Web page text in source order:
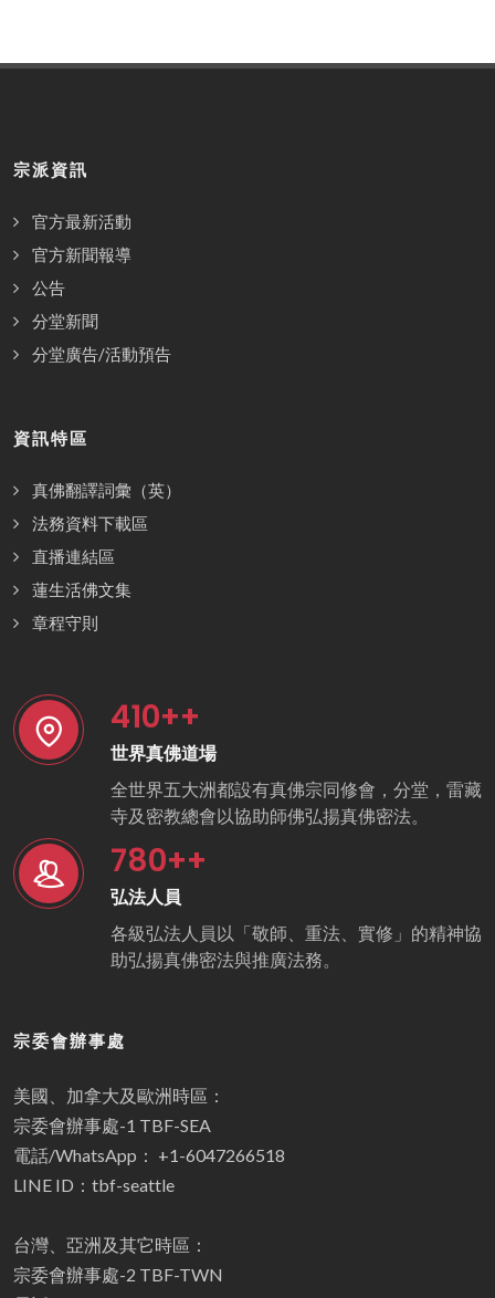
宗派資訊
官方最新活動
官方新聞報導
公告
分堂新聞
分堂廣告/活動預告
資訊特區
真佛翻譯詞彙（英）
法務資料下載區
直播連結區
蓮生活佛文集
章程守則
410++
世界真佛道場
全世界五大洲都設有真佛宗同修會，分堂，雷藏
寺及密教總會以協助師佛弘揚真佛密法。
780++
弘法人員
各級弘法人員以「敬師、重法、實修」的精神協
助弘揚真佛密法與推廣法務。
宗委會辦事處
美國、加拿大及歐洲時區：
宗委會辦事處-1 TBF-SEA
電話/WhatsApp： +1-6047266518
LINE ID：tbf-seattle
台灣、亞洲及其它時區：
宗委會辦事處-2 TBF-TWN